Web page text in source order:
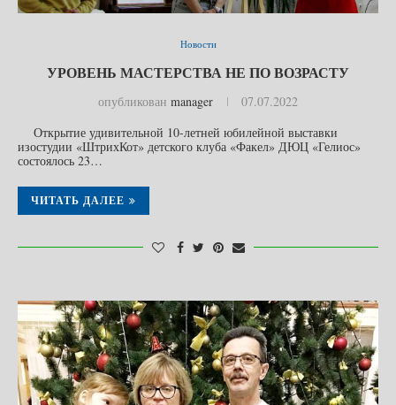
Новости
УРОВЕНЬ МАСТЕРСТВА НЕ ПО ВОЗРАСТУ
опубликован manager
07.07.2022
Открытие удивительной 10-летней юбилейной выставки
изостудии «ШтрихКот» детского клуба «Факел» ДЮЦ «Гелиос»
состоялось 23…
ЧИТАТЬ ДАЛЕЕ